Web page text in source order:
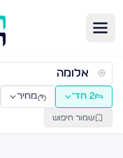
דירות למכירה
2 חד׳ מחיר
שמור חיפוש